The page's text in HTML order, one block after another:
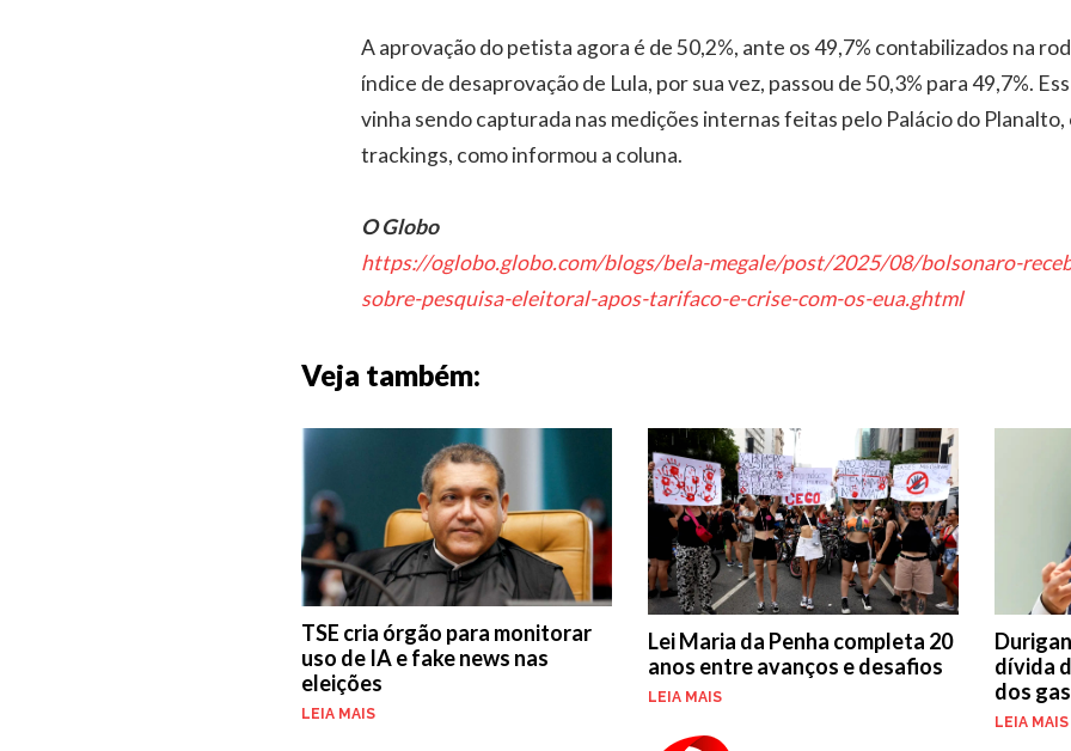
A aprovação do petista agora é de 50,2%, ante os 49,7% contabilizados na
índice de desaprovação de Lula, por sua vez, passou de 50,3% para 49,7%.
vinha sendo capturada nas medições internas feitas pelo Palácio do Planalto,
trackings, como informou a coluna.
O Globo
https://oglobo.globo.com/blogs/bela-megale/post/2025/08/bolsonaro-
sobre-pesquisa-eleitoral-apos-tarifaco-e-crise-com-os-eua.ghtml
Veja também:
TSE cria órgão para monitorar
uso de IA e fake news nas
eleições
LEIA MAIS
Lei Maria da Penha completa 20
anos entre avanços e desafios
LEIA MAIS
dívida
dos
LEIA MAIS